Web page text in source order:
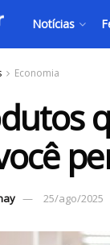
Notícias
Economia
25/ago/2025